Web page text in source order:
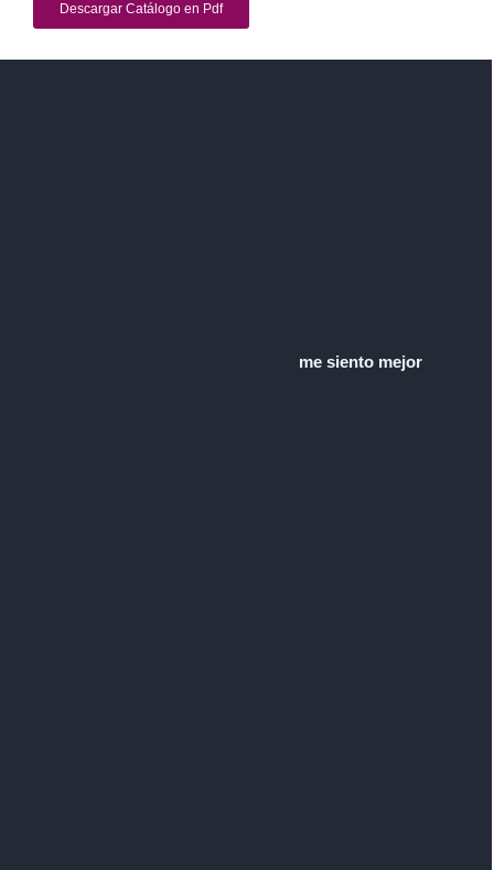
Descargar Catálogo en Pdf
me siento mejor